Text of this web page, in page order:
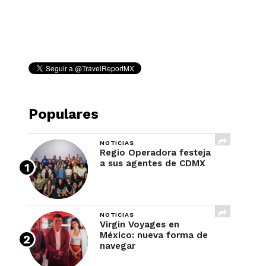
Populares
NOTICIAS
Regio Operadora festeja
a sus agentes de CDMX
NOTICIAS
Virgin Voyages en
México: nueva forma de
navegar